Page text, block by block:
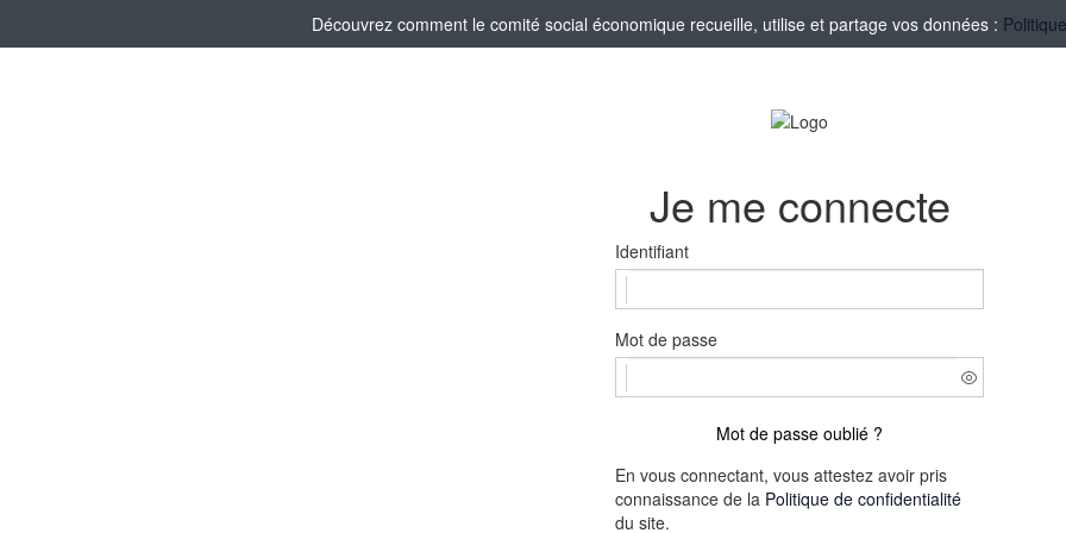
Découvrez comment le comité social économique recueille, utilise et partage vos données :
Je me connecte
Identifiant
Mot de passe
Mot de passe oublié ?
En vous connectant, vous attestez avoir pris
connaissance de la Politique de confidentialité
du site.